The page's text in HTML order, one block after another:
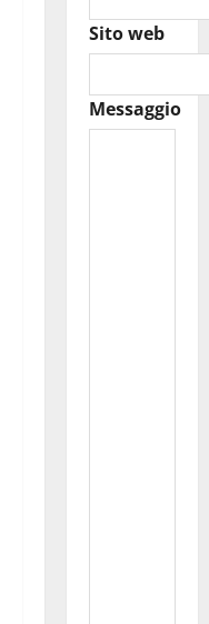
Sito web
Messaggio